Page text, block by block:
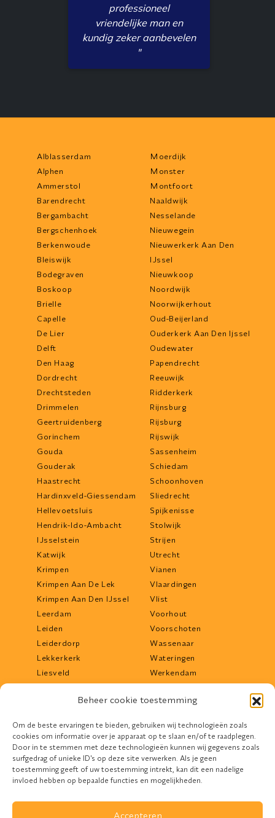
Beheer cookie toestemming
Om de beste ervaringen te bieden, gebruiken wij technologieën zoals
cookies om informatie over je apparaat op te slaan en/of te raadplegen.
Door in te stemmen met deze technologieën kunnen wij gegevens zoals
surfgedrag of unieke ID's op deze site verwerken. Als je geen
toestemming geeft of uw toestemming intrekt, kan dit een nadelige
invloed hebben op bepaalde functies en mogelijkheden.
Accepteren
professioneel
vriendelijke man en
kundig zeker aanbevelen
"
Alblasserdam
Alphen
Ammerstol
Barendrecht
Bergambacht
Bergschenhoek
Berkenwoude
Bleiswijk
Bodegraven
Boskoop
Brielle
Capelle
De Lier
Delft
Den Haag
Dordrecht
Drechtsteden
Drimmelen
Geertruidenberg
Gorinchem
Gouda
Gouderak
Haastrecht
Hardinxveld-Giessendam
Hellevoetsluis
Hendrik-Ido-Ambacht
IJsselstein
Katwijk
Krimpen
Krimpen Aan De Lek
Krimpen Aan Den IJssel
Leerdam
Leiden
Leiderdorp
Lekkerkerk
Liesveld
Middelharnis
Mijdrecht
Moerdijk
Monster
Montfoort
Naaldwijk
Nesselande
Nieuwegein
Nieuwerkerk Aan Den
IJssel
Nieuwkoop
Noordwijk
Noorwijkerhout
Oud-Beijerland
Ouderkerk Aan Den Ijssel
Oudewater
Papendrecht
Reeuwijk
Ridderkerk
Rijnsburg
Rijsburg
Rijswijk
Sassenheim
Schiedam
Schoonhoven
Sliedrecht
Spijkenisse
Stolwijk
Strijen
Utrecht
Vianen
Vlaardingen
Vlist
Voorhout
Voorschoten
Wassenaar
Wateringen
Werkendam
Woudrichem
Zwijndrecht